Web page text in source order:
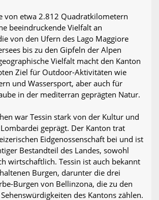
von etwa 2.812 Quadratkilometern
beeindruckende Vielfalt an
von den Ufern des Lago Maggiore
bis zu den Gipfeln der Alpen
Vielfalt macht den Kanton
Ziel für Outdoor-Aktivitäten wie
und Wassersport, aber auch für
in der mediterran geprägten Natur.
war Tessin stark von der Kultur und
geprägt. Der Kanton trat
Eidgenossenschaft bei und ist
Bestandteil des Landes, sowohl
wirtschaftlich. Tessin ist auch bekannt
Burgen, darunter die drei
Burgen von Bellinzona, die zu den
des Kantons zählen.